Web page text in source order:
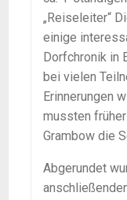
„Reiseleiter“
einige
Dorfchronik in
bei vielen
Erinnerungen
mussten
Grambow die
Abgerundet